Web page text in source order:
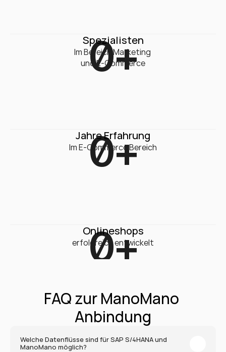
0+
Spezialisten
Im Bereich Marketing
und E-Commerce
0+
Jahre Erfahrung
Im E-Commerce Bereich
0+
Onlineshops
erfolgreich entwickelt
FAQ zur ManoMano
Anbindung
Welche Datenflüsse sind für SAP S/4HANA und
ManoMano möglich?